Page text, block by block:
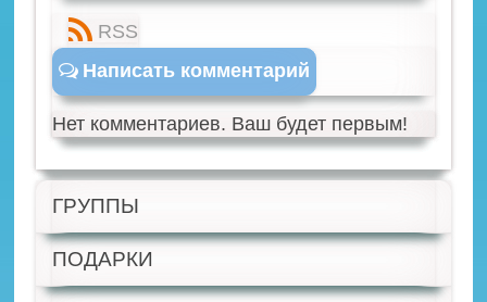
RSS
Написать комментарий
Нет комментариев. Ваш будет первым!
ГРУППЫ
ПОДАРКИ